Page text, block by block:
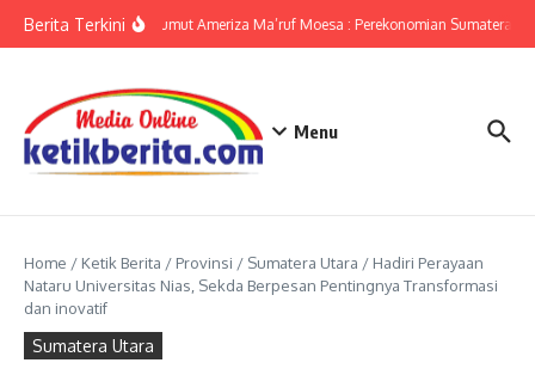
Berita TerkiniKPwBI Sumut Ameriza Ma’ruf Moesa : Perekonomian Sumatera
Menu
Home / Ketik Berita / Provinsi / Sumatera Utara / Hadiri Perayaan
Nataru Universitas Nias, Sekda Berpesan Pentingnya Transformasi
dan inovatif
Sumatera Utara